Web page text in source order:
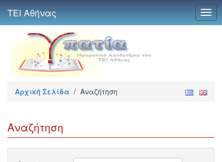
ΤΕΙ Αθήνας
Αρχική Σελίδα / Αναζήτηση
Αναζήτηση